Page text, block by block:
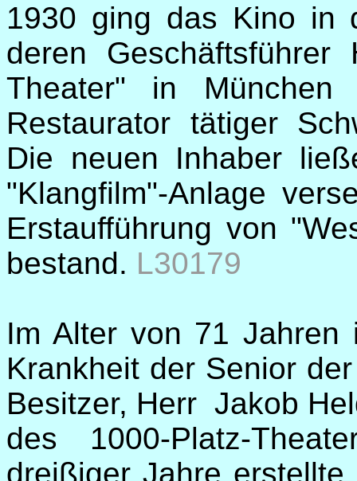
1930 ging das Kino in
deren
Theater" in
Restaurator tätiger
Die neuen Inhaber
"Klangfilm"-Anlage
Erstaufführung von
bestand. L30179
Im Alter von 71 Jahren
Krankheit der Senior
Besitzer, Herr Jakob
des 1000-Platz-
dreißiger Jahre